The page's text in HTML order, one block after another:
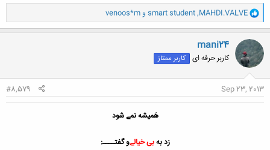
و
ا
ک
ن
ش
ه
ا
MAHDI.VALVE
,
smart student و venoos*m
mani24
کاربر حرفه ای کاربر ممتاز
Sep 23, 2013
#8,579
هَمیشه نمے شود
زد بهبی خیالےو گفتــــ: